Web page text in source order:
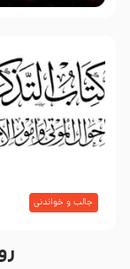
جالب و خواندنی